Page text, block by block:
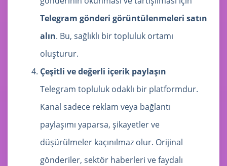
Telegram gönderi görüntülenmeleri satın
alın. Bu, sağlıklı bir topluluk ortamı
oluşturur.
Çeşitli ve değerli içerik paylaşın
Telegram topluluk odaklı bir platformdur.
Kanal sadece reklam veya bağlantı
paylaşımı yaparsa, şikayetler ve
düşürülmeler kaçınılmaz olur. Orijinal
gönderiler, sektör haberleri ve faydalı